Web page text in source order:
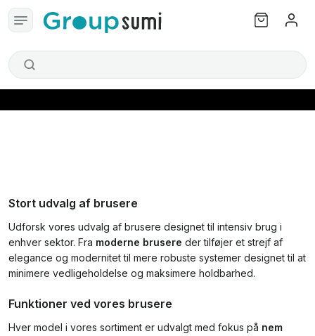
Stort udvalg af brusere
Udforsk vores udvalg af brusere designet til intensiv brug i
enhver sektor. Fra moderne brusere der tilføjer et strejf af
elegance og modernitet til mere robuste systemer designet til at
minimere vedligeholdelse og maksimere holdbarhed.
Funktioner ved vores brusere
Hver model i vores sortiment er udvalgt med fokus på nem